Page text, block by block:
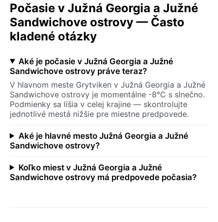
Počasie v Južná Georgia a Južné
Sandwichove ostrovy — Často
kladené otázky
Aké je počasie v Južná Georgia a Južné
Sandwichove ostrovy práve teraz?
V hlavnom meste Grytviken v Južná Georgia a Južné
Sandwichove ostrovy je momentálne -8°C s slnečno.
Podmienky sa líšia v celej krajine — skontrolujte
jednotlivé mestá nižšie pre miestne predpovede.
Aké je hlavné mesto Južná Georgia a Južné
Sandwichove ostrovy?
Koľko miest v Južná Georgia a Južné
Sandwichove ostrovy má predpovede počasia?